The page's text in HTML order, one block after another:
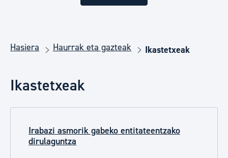
Hasiera Haurrak eta gazteak Ikastetxeak
Ikastetxeak
Irabazi asmorik gabeko entitateentzako
dirulaguntza